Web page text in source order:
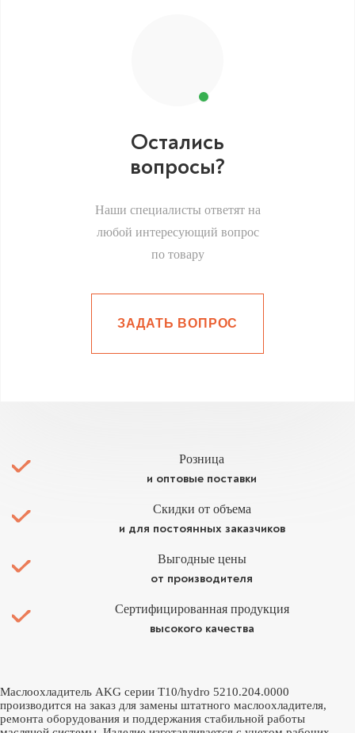
Остались
вопросы?
Наши специалисты ответят на
любой интересующий вопрос
по товару
ЗАДАТЬ ВОПРОС
Розница
и оптовые поставки
Скидки от объема
и для постоянных заказчиков
Выгодные цены
от производителя
Сертифицированная продукция
высокого качества
Маслоохладитель AKG серии T10/hydro 5210.204.0000
производится на заказ для замены штатного маслоохладителя,
ремонта оборудования и поддержания стабильной работы